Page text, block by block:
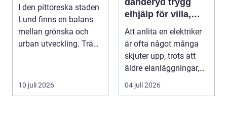
I den pittoreska staden
Lund finns en balans
mellan grönska och
urban utveckling. Träd
10 juli 2026
danderyd trygg
elhjälp för villa,
lägenhet och
företag
Att anlita en elektriker
är ofta något många
skjuter upp, trots att
äldre elanläggningar,
provisoris...
04 juli 2026